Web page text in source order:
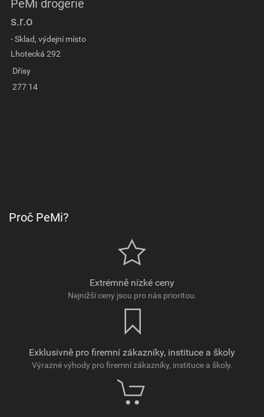
PeMi drogerie
s.r.o
- Sklad, výdejní místo
Lhotecká 292
Dřísy
277 14
Proč PeMi?
Extrémně nízké ceny
Nejnižší ceny jsou pro nás prioritou.
Exklusivně pro firemní zákazníky, instituce a školy
Výrazné výhody pro firemní zákazníky, instituce a školy.